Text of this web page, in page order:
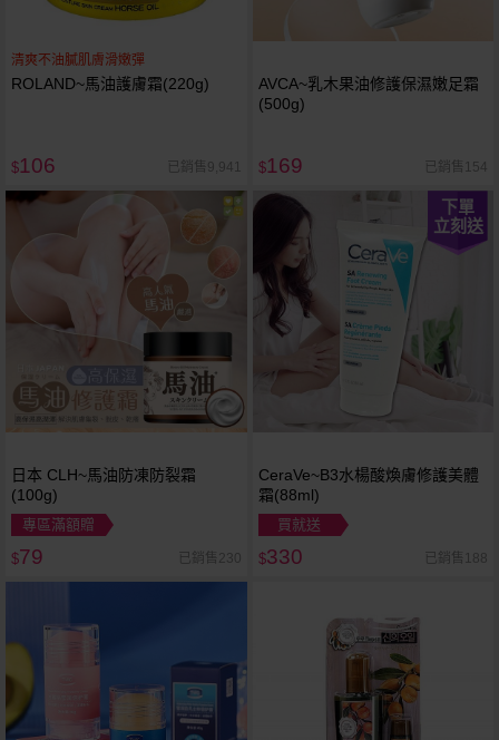
清爽不油膩肌膚滑嫩彈
ROLAND~馬油護膚霜(220g)
$106 已銷售9,941
AVCA~乳木果油修護保濕嫩足霜
(500g)
$169 已銷售154
日本 CLH~馬油防凍防裂霜
(100g)
專區滿額贈
$79 已銷售230
下單
立刻送
CeraVe~B3水楊酸煥膚修護美體
霜(88ml)
買就送
$330 已銷售188